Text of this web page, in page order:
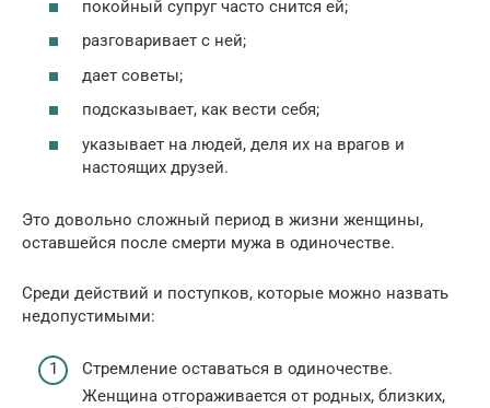
покойный супруг часто снится ей;
разговаривает с ней;
дает советы;
подсказывает, как вести себя;
указывает на людей, деля их на врагов и
настоящих друзей.
Это довольно сложный период в жизни женщины,
оставшейся после смерти мужа в одиночестве.
Среди действий и поступков, которые можно назвать
недопустимыми:
Стремление оставаться в одиночестве.
Женщина отгораживается от родных, близких,